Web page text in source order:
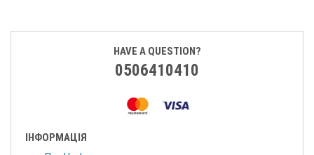
HAVE A QUESTION?
0506410410
ІНФОРМАЦІЯ